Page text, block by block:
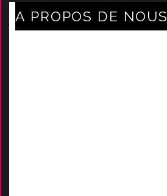
A PROPOS DE NOUS